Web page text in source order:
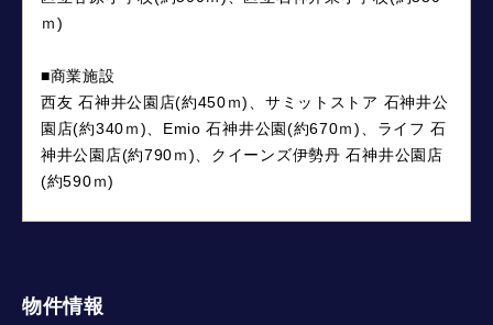
ｍ)
■商業施設
西友 石神井公園店(約450ｍ)、サミットストア 石神井公
園店(約340ｍ)、Emio 石神井公園(約670ｍ)、ライフ 石
神井公園店(約790ｍ)、クイーンズ伊勢丹 石神井公園店
(約590ｍ)
物件情報